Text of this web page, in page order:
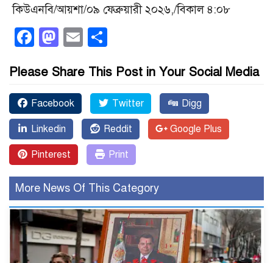
কিউএনবি/আয়শা/০৯ ফেব্রুয়ারী ২০২৬,/বিকাল ৪:০৮
Facebook
Mastodon
Email
Please Share This Post in Your Social Media
Facebook Twitter Digg
Linkedin Reddit Google Plus
Pinterest Print
More News Of This Category